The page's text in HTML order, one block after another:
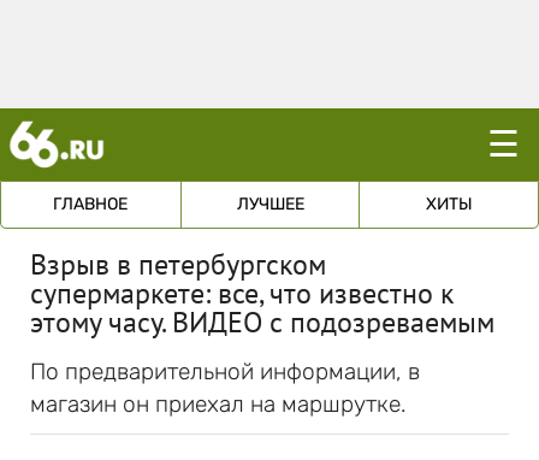
☰
ГЛАВНОЕ ЛУЧШЕЕ ХИТЫ
Взрыв в петербургском
супермаркете: все, что известно к
этому часу. ВИДЕО с подозреваемым
По предварительной информации, в
магазин он приехал на маршрутке.